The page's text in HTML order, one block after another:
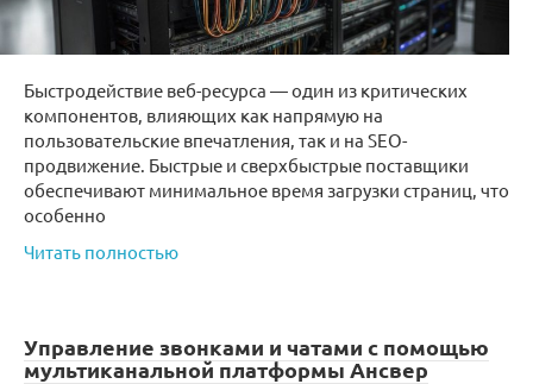
Быстродействие веб-ресурса — один из критических
компонентов, влияющих как напрямую на
пользовательские впечатления, так и на SEO-
продвижение. Быстрые и сверхбыстрые поставщики
обеспечивают минимальное время загрузки страниц, что
особенно
Читать полностью
Управление звонками и чатами с помощью
мультиканальной платформы Ансвер